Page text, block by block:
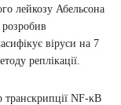
лейкозу Абельсона
віруси на 7
реплікації.
транскрипції NF-κB